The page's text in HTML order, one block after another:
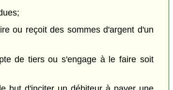
ou reçoit des sommes d'argent d'un
de tiers ou s'engage à le faire soit